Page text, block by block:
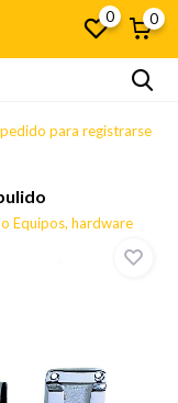
0 0
para registrarse
Equipos, hardware